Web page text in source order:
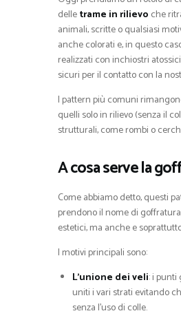
delletrame in rilievo che
animali, scritte o qualsiasi
anche colorati e, in questo
realizzati con inchiostri
sicuri per il contatto con la
I pattern più comuni
quelli solo in rilievo (senza il
strutturali, come rombi o
A cosa serve la
Come abbiamo detto, questi
prendono il nome di
estetici, ma anche e
I motivi principali sono:
L’unione dei veli: i
uniti i vari strati evitando
senza l’uso di colle.